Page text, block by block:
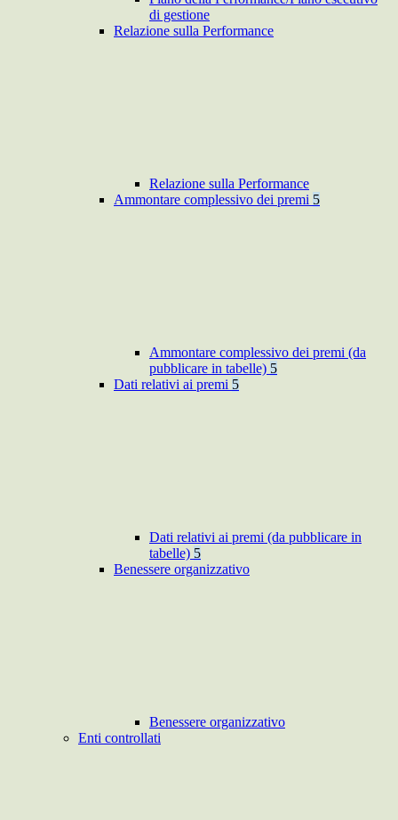
di gestione
Relazione sulla Performance
Relazione sulla Performance
Ammontare complessivo dei premi 5
Ammontare complessivo dei premi (da
pubblicare in tabelle) 5
Dati relativi ai premi 5
Dati relativi ai premi (da pubblicare in
tabelle) 5
Benessere organizzativo
Benessere organizzativo
Enti controllati